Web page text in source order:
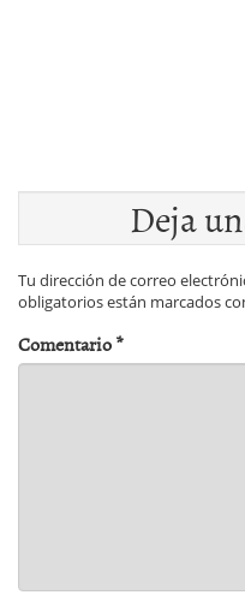
Deja
Tu dirección de correo
obligatorios están marcados
Comentario*